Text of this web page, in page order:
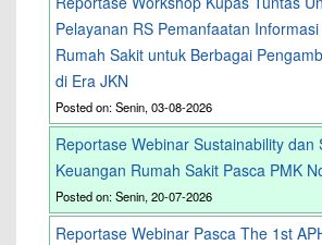
Pelayanan RS Pemanfaatan
Rumah Sakit untuk Berbagai
di Era JKN
Posted on: Senin, 03-08-2026
Reportase Webinar Sustainability dan
Keuangan Rumah Sakit Pasca PMK
Posted on: Senin, 20-07-2026
Reportase Webinar Pasca The 1st